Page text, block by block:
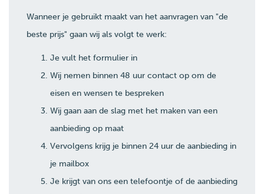
Wanneer je gebruikt maakt van het aanvragen van "de
beste prijs" gaan wij als volgt te werk:
Je vult het formulier in
Wij nemen binnen 48 uur contact op om de
eisen en wensen te bespreken
Wij gaan aan de slag met het maken van een
aanbieding op maat
Vervolgens krijg je binnen 24 uur de aanbieding in
je mailbox
Je krijgt van ons een telefoontje of de aanbieding